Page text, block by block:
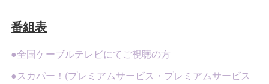
番組表
●全国ケーブルテレビにてご視聴の方
●スカパー！(プレミアムサービス・プレミアムサービス